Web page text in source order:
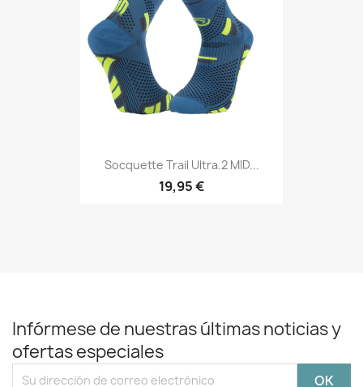
Socquette Trail Ultra.2 MID...
19,95 €
Infórmese de nuestras últimas noticias y
ofertas especiales